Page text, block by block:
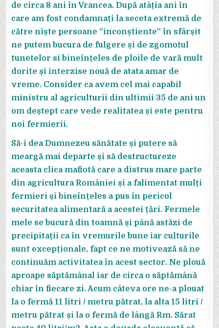
de circa 8 ani în Vrancea. După atâția ani în
care am fost condamnați la seceta extremă de
către niște persoane “inconștiente“ în sfârșit
ne putem bucura de fulgere și de zgomotul
tunetelor si bineînțeles de ploile de vară mult
dorite și interzise nouă de atata amar de
vreme. Consider ca avem cel mai capabil
ministru al agriculturii din ultimii 35 de ani un
om deștept care vede realitatea și este pentru
noi fermierii.
Să-i dea Dumnezeu sănătate și putere să
meargă mai departe și să destructureze
aceasta clica mafiotă care a distrus mare parte
din agricultura României și a falimentat mulți
fermieri și bineînțeles a pus în pericol
securitatea alimentară a acestei țări. Fermele
mele se bucură din toamnă și până astăzi de
precipitații ca în vremurile bune iar culturile
sunt excepționale, fapt ce ne motivează să ne
continuăm activitatea în acest sector. Ne plouă
aproape săptămânal iar de circa o săptămână
chiar în fiecare zi. Acum câteva ore ne-a plouat
la o fermă 11 litri / metru pătrat, la alta 15 litri /
metru pătrat și la o fermă de lângă Rm. Sărat